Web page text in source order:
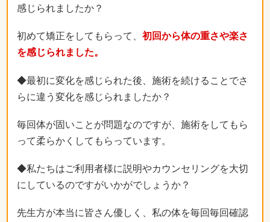
感じられましたか？
初めて矯正をしてもらって、 初回から体の重さや楽さ
を感じられました。
◆最初に変化を感じられた後、施術を続けることでさ
らに違う変化を感じられましたか？
毎回体が固いことが問題なのですが、施術をしてもら
って柔らかくしてもらっています。
◆私たちはご利用者様に説明やカウンセリングを大切
にしているのですがいかがでしょうか？
先生方が本当に皆さん優しく、私の体を毎回毎回確認